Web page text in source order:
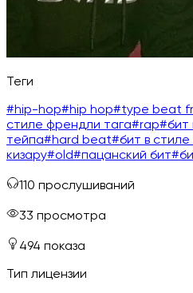
Теги
#hip-hop#hip hop#type beat
стиле френдли тага#rap#бит
тейпа#hard beat#бит в
кизару#old#пацанский бит#
110 прослушиваний
33 просмотра
494 показа
Тип лицензии